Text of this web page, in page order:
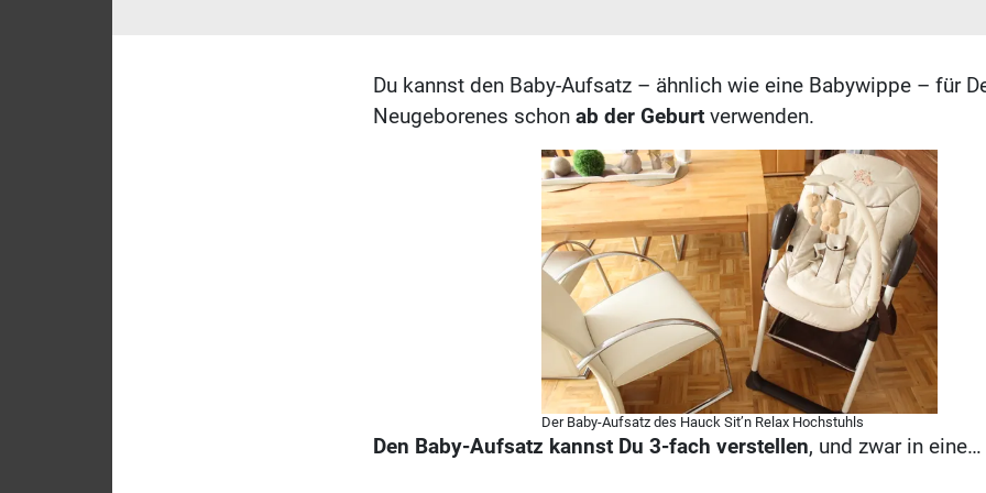
Du kannst den Baby-Aufsatz – ähnlich wie eine Babywippe – für
Neugeborenes schon ab der Geburtverwenden.
Der Baby-Aufsatz des Hauck Sit’n Relax Hochstuhls
Den Baby-Aufsatz kannst Du 3-fach verstellen, und zwar in eine…